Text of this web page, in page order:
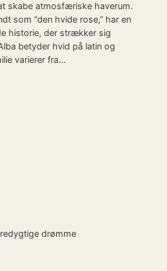
skabe atmosfæriske haverum.
som “den hvide rose,” har en
historie, der strækker sig
betyder hvid på latin og
varierer fra…
drømme